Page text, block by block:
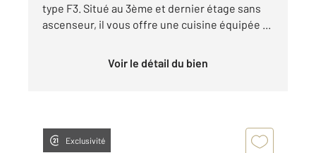
type F3. Situé au 3ème et dernier étage sans
ascenseur, il vous offre une cuisine équipée ...
Voir le détail du bien
Exclusivité